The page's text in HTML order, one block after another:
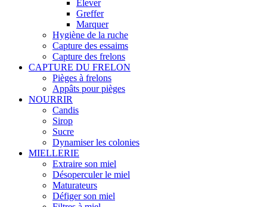
Elever
Greffer
Marquer
Hygiène de la ruche
Capture des essaims
Capture des frelons
CAPTURE DU FRELON
Pièges à frelons
Appâts pour pièges
NOURRIR
Candis
Sirop
Sucre
Dynamiser les colonies
MIELLERIE
Extraire son miel
Désoperculer le miel
Maturateurs
Défiger son miel